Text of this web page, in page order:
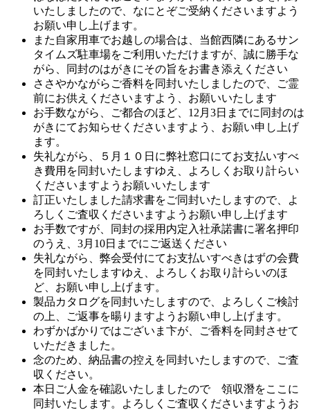
いたしましたので、なにとぞご受納くださいますよう
お願い申し上げます。
また自家用車でお越しの場合は、当館西隣にあるサン
タイムズ駐車場をご利用いただけますが、誠に勝手な
がら、同封のはがきにその旨をお書き添えください
ささやかながらご香料を同封いたしましたので、ご霊
前にお供えくださいますよう、お願いいたします
お手数ながら、ご都合のほど、12月3日までに同封のは
がきにてお知らせくださいますよう、お願い申し上げ
ます。
失礼ながら、５月１０日に弊社窓口にてお支払いすべ
き費用を同封いたしますゆえ、よろしくお取り計らい
くださいますようお願いいたします
訂正いたしました請求書をご同封いたしますので、よ
ろしくご査収くださいますようお願い申し上げます
お手数ですが、同封の採用内定入社承諾書に署名押印
のうえ、3月10日までにご返送ください
失礼ながら、弊会受付にてお支払いすべきはずの会費
を同封いたしますゆえ、よろしくお取り計らいのほ
ど、お願い申し上げます。
製品カタログを同封いたしますので、よろしくご検討
の上、ご返事を暘りますようお願い申し上げます。
わずかばかりではございま卞が、ご香料を同封させて
いただきました。
念のため、納品書の控えを同封いたしますので、ご査
収ください。
本日ご人金を確認いたしましたので 領収潛をここに
同封いたします。よろしくご査収くださいますようお